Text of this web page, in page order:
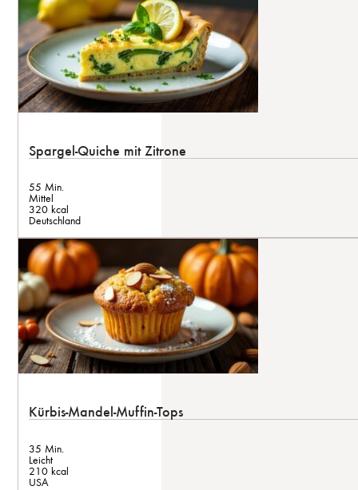
Spargel-Quiche mit Zitrone
55 Min.
Mittel
320 kcal
Deutschland
Kürbis-Mandel-Muffin-Tops
35 Min.
Leicht
210 kcal
USA